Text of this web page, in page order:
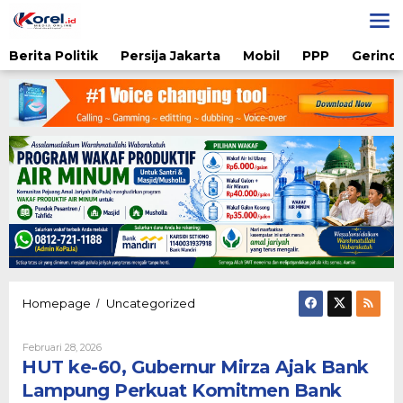
ke
Berita Politik
Persija Jakarta Mobil PPP
Homepage / Uncategorized
Mirza
Ajak
Bank
Februari 28, 2026Oleh
Fitriani
HUT ke-60, Gubernur Mirza Ajak Bank
Lampung Perkuat Komitmen Bank